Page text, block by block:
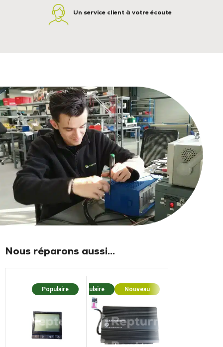
Un service client à votre écoute
Nous réparons aussi...
Populaire Populaire Nouveau